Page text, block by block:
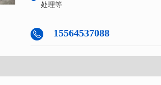
处理等
15564537088